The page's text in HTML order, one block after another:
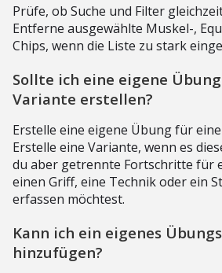
Prüfe, ob Suche und Filter
Entferne ausgewählte Muskel-,
Chips, wenn die Liste zu stark
Sollte ich eine eigene
Variante erstellen?
Erstelle eine eigene Übung für
Erstelle eine Variante, wenn es
du aber getrennte Fortschritte für
einen Griff, eine Technik oder ein
erfassen möchtest.
Kann ich ein eigenes
hinzufügen?